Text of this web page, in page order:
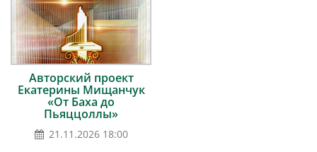
Авторский проект
Екатерины Мищанчук
«От Баха до
Пьяццоллы»
21.11.2026 18:00